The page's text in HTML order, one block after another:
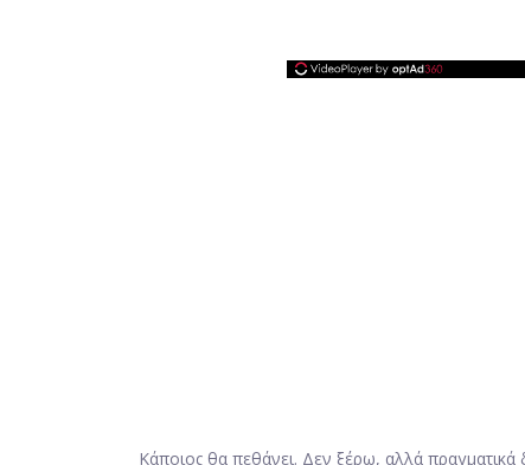
Κάποιος θα πεθάνει. Δεν ξέρω, αλλά πραγματικά